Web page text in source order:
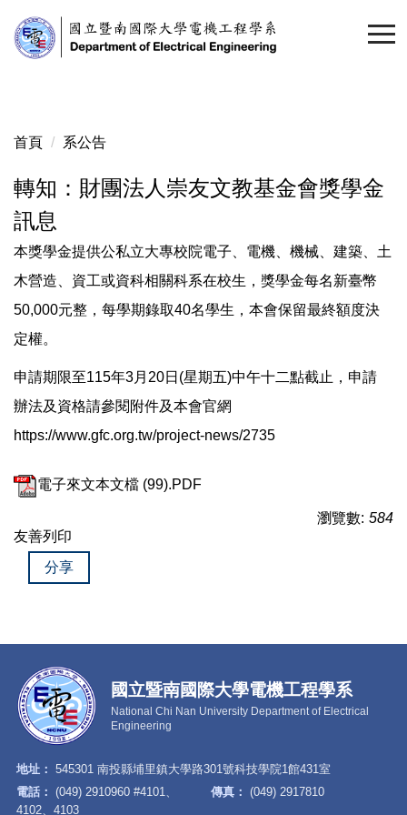
到
主
區
首頁 系公告
轉知：財團法人崇友文教基金會獎學金
訊息
本獎學金提供公私立大專校院電子、電機、機械、建築、土
木營造、資工或資科相關科系在校生，獎學金每名新臺幣
50,000元整，每學期錄取40名學生，本會保留最終額度決
定權。
申請期限至115年3月20日(星期五)中午十二點截止，申請
辦法及資格請參閱附件及本會官網
https://www.gfc.org.tw/project-news/2735
電子來文本文檔 (99).PDF
瀏覽數: 584
友善列印
分享
國立暨南國際大學電機工程學系
National Chi Nan University Department of Electrical
Engineering
地址： 545301 南投縣埔里鎮大學路301號科技學院1館431室
電話： (049) 2910960 #4101、
4102、4103
傳真： (049) 2917810